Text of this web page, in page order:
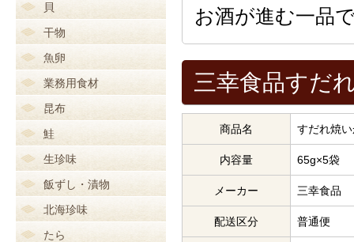
お酒が進む一品
三幸食品すだ
商品名 すだれ焼
内容量 65g×5袋
メーカー 三幸食品
配送区分 普通便
貝
干物
魚卵
業務用食材
昆布
鮭
生珍味
飯ずし・漬物
北海珍味
たら